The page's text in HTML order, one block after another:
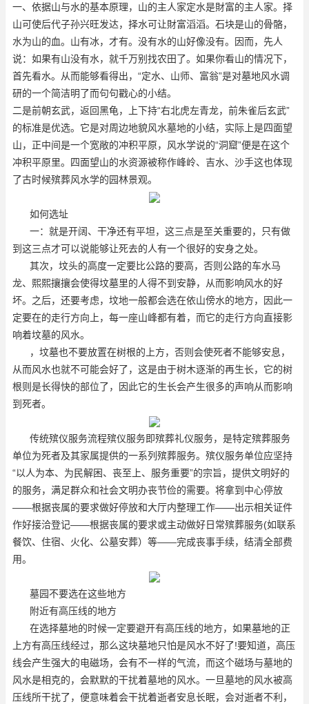
一、依据山与水的基本原理，山的主人家定水是財富的主人家。择
山可使后代子孙兴旺发达，择水可让財富滔滔。石块是山的骨骼，
水为山的血。山有冰，才有。没有水的山好像没有。因而，先人
说：如果有山没有水，就千万别找农田了。如果你看山的情况下，
首先看水。从而能够看得出，“定水、山师、富翁”是对墓地风水调
研的一个简洁明了而句句戳心的小结。
二是前朝玄武，返回黑龟，上下持“右北虎左青龙，前朱雀后玄武”
的标准是优选。它是对周边地貌风水墓地的小结，实际上是四面望
山，正中间是一个宽敞的冲积平原，风水学说的“洞窟”便是在这个
冲积平原里。四面望山的水资源被称作峰岭、吉水、沙手这也体现
了古时候殡葬风水学的园林景观。
如何选址
一：就是开阔、干净还有平坦，这三点是至关重要的，只有做
到这三点才可以说能够让死去的人有一个很好的安身之处。
其次，坟头的高度一定要比公路的要高，否则公路的车水马
龙、熙熙攘攘会使得坟墓里的人得不到安静，从而影响风水的好
坏。之后，还要考虑，坟地一般都会选在依山傍水的地方，因此一
定要在的走行方向上，每一座山峰都有着，而它的走行方向直接影
响着坟墓的风水。
，坟墓也不要放置在树根的上方，否则会使死者不能够安息，
从而风水也就不可能会好了，这是由于树木逐渐的再生长，它的树
根则是长得快的部位了，因此它的生长会产生很多的声响从而影响
到死者。
传统殡仪服务流程殡仪服务即殡葬礼仪服务，是特定殡葬服务
单位为死者及其家属提供的一系列殡葬服务。殡仪服务单位应坚持
“以人为本、为民解困、丧至上、服务重要”的宗旨，提供文明好的
的服务，满足群众和社会文明办丧节俭的需要。将拿到中心停放
——根据丧属的要求做好停放和大厅内整理工作——出示相关证件
作好接洽登记——根据丧属的要求或主动做好日常殡葬服务(如联系
餐饮、住宿、火化、公墓安葬）等——完成丧事手续，结清全部费
用。
墓园不要选在这些地方
附近有高压线的地方
在选择墓地的时候一定要避开有高压线的地方，如果墓地的正
上方有高压线经过，那么这块墓地只怕是风水不好了!要知道，高压
线会产生强大的电磁场，会有不一样的气流，而这个磁场与墓地的
风水是相克的，会默默的干扰着墓地的风水。一旦墓地的风水被高
压线所干扰了，便意味着会干扰着逝者安息长眠，会对逝者不利，